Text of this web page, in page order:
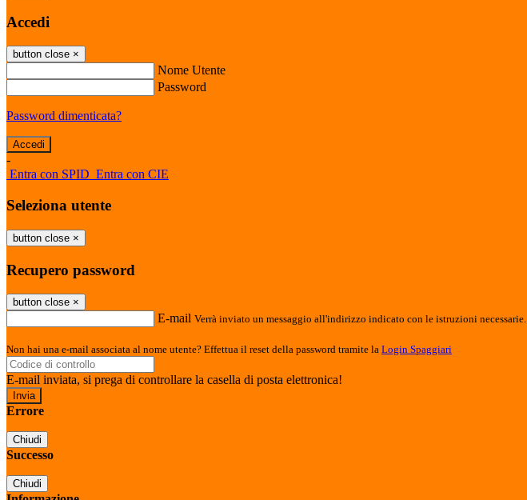
Accedi
button close ×
Nome Utente
Password
Password dimenticata?
-
Entra con SPID Entra con CIE
Seleziona utente
button close ×
Recupero password
button close ×
E-mail Verrà inviato un messaggio all'indirizzo indicato con le istruzioni necessarie.
Non hai una e-mail associata al nome utente? Effettua il reset della password tramite la Login Spaggiari
E-mail inviata, si prega di controllare la casella di posta elettronica!
Errore
Chiudi
Successo
Chiudi